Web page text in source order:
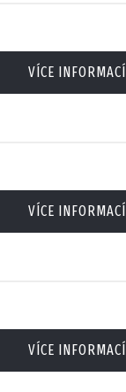
VÍCE INFORMACÍ
VÍCE INFORMACÍ
VÍCE INFORMACÍ